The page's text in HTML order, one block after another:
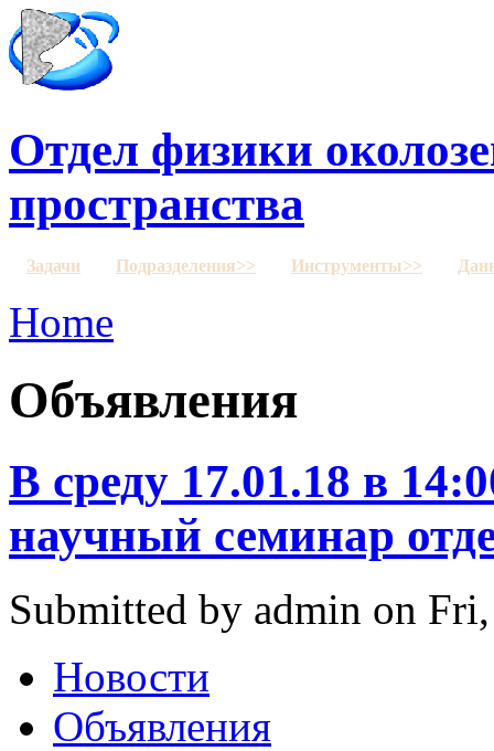
Отдел физики
пространства
Задачи Подразделения>> Инструменты>>
Home
Объявления
В среду 17.01.18 в
научный семинар
Submitted by admin on
Новости
Объявления